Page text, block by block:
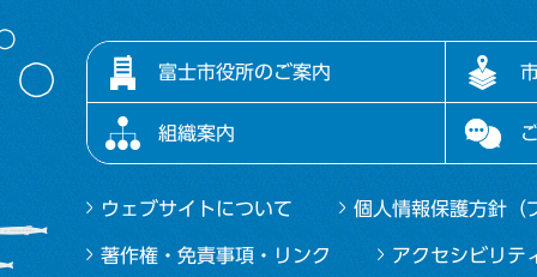
富士市役所のご案内
組織案内
ウェブサイトについて 個人情報保護方針（
著作権・免責事項・リンク アクセシビリテ